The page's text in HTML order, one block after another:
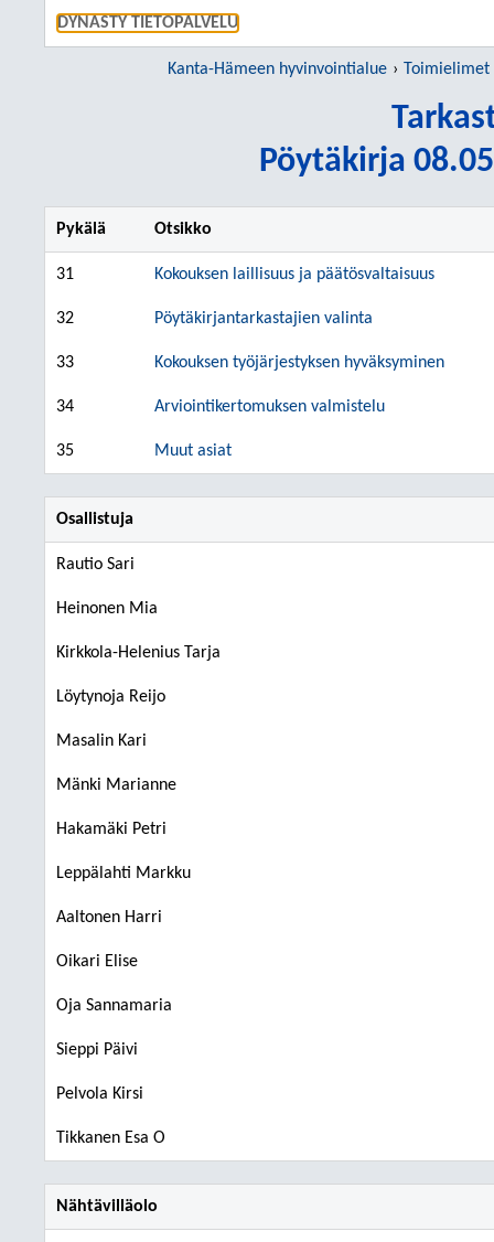
DYNASTY TIETOPALVELU
Kanta-Hämeen hyvinvointialue Toimielimet
Pöytäkirja
Pykälä Otsikko
31 Kokouksen laillisuus ja päätösvaltaisuus
32 Pöytäkirjantarkastajien valinta
33 Kokouksen työjärjestyksen hyväksyminen
34 Arviointikertomuksen valmistelu
35 Muut asiat
Osallistuja
Rautio Sari
Heinonen Mia
Kirkkola-Helenius Tarja
Löytynoja Reijo
Masalin Kari
Mänki Marianne
Hakamäki Petri
Leppälahti Markku
Aaltonen Harri
Oikari Elise
Oja Sannamaria
Sieppi Päivi
Pelvola Kirsi
Tikkanen Esa O
Nähtävilläolo